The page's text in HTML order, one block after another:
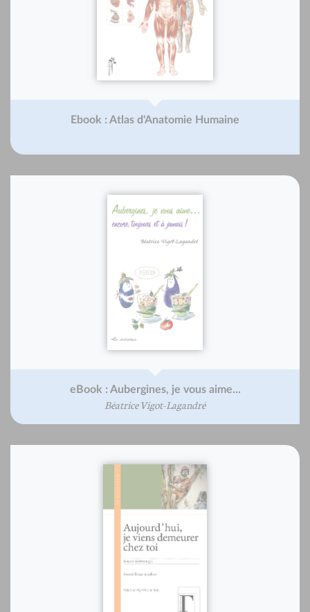
Ebook : Atlas d'Anatomie Humaine
eBook : Aubergines, je vous aime...
Béatrice Vigot-Lagandré